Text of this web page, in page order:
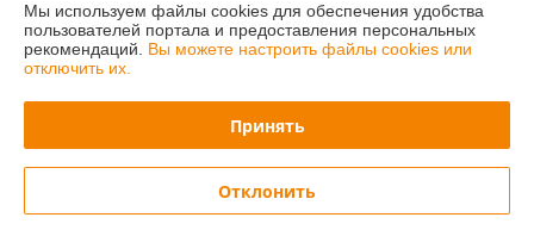
Мы используем файлы cookies для обеспечения удобства
пользователей портала и предоставления персональных
рекомендаций. Вы можете настроить файлы cookies или
отключить их.
Принять
Отклонить